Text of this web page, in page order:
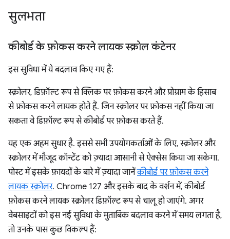
सुलभता
कीबोर्ड के फ़ोकस करने लायक स्क्रोल कंटेनर
इस सुविधा में ये बदलाव किए गए हैं:
स्क्रोलर, डिफ़ॉल्ट रूप से क्लिक पर फ़ोकस करने और प्रोग्राम के हिसाब
से फ़ोकस करने लायक होते हैं. जिन स्क्रोलर पर फ़ोकस नहीं किया जा
सकता वे डिफ़ॉल्ट रूप से कीबोर्ड पर फ़ोकस करते हैं.
यह एक अहम सुधार है. इससे सभी उपयोगकर्ताओं के लिए, स्क्रोलर और
स्क्रोलर में मौजूद कॉन्टेंट को ज़्यादा आसानी से ऐक्सेस किया जा सकेगा.
पोस्ट में इसके फ़ायदों के बारे में ज़्यादा जानेंकीबोर्ड पर फ़ोकस करने
लायक स्क्रोलर. Chrome 127 और इसके बाद के वर्शन में, कीबोर्ड
फ़ोकस करने लायक स्क्रोलर डिफ़ॉल्ट रूप से चालू हो जाएंगे. अगर
वेबसाइटों को इस नई सुविधा के मुताबिक बदलाव करने में समय लगता है,
तो उनके पास कुछ विकल्प हैं: